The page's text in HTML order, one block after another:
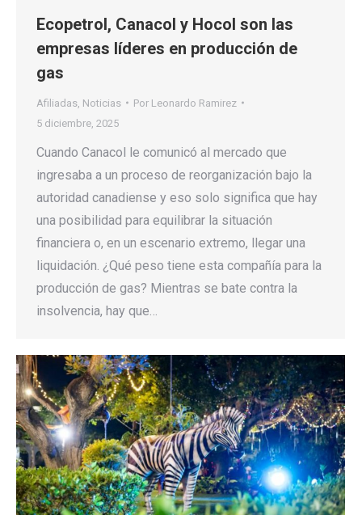
Ecopetrol, Canacol y Hocol son las
empresas líderes en producción de
gas
Afiliadas Noticias Por Leonardo Ramirez
5 diciembre, 2025
Cuando Canacol le comunicó al mercado que
ingresaba a un proceso de reorganización bajo la
autoridad canadiense y eso solo significa que hay
una posibilidad para equilibrar la situación
financiera o, en un escenario extremo, llegar una
liquidación. ¿Qué peso tiene esta compañía para la
producción de gas? Mientras se bate contra la
insolvencia, hay que…